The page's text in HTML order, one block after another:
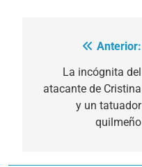
Navegación
entradas
Anterior:
La incógnita del
atacante de Cristina
y un tatuador
quilmeño